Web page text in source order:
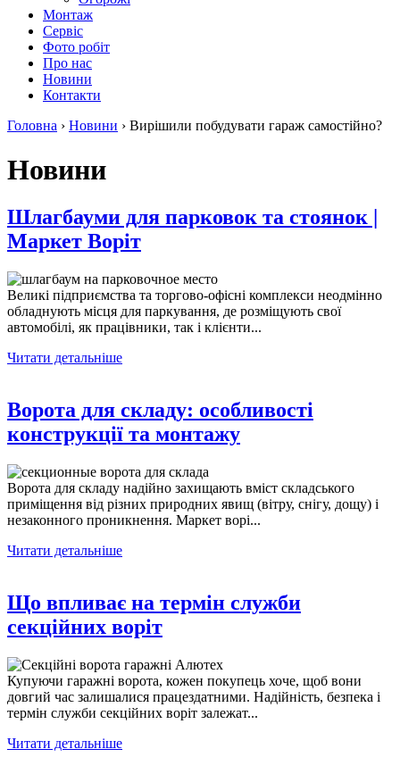
Монтаж
Сервіс
Фото робіт
Про нас
Новини
Контакти
Головна › Новини › Вирішили побудувати гараж самостійно?
Новини
Шлагбауми для парковок та стоянок |
Маркет Воріт
Великі підприємства та торгово-офісні комплекси неодмінно
обладнують місця для паркування, де розміщують свої
автомобілі, як працівники, так і клієнти...
Читати детальніше
Ворота для складу: особливості
конструкції та монтажу
Ворота для складу надійно захищають вміст складського
приміщення від різних природних явищ (вітру, снігу, дощу) і
незаконного проникнення. Маркет ворі...
Читати детальніше
Що впливає на термін служби
секційних воріт
Купуючи гаражні ворота, кожен покупець хоче, щоб вони
довгий час залишалися працездатними. Надійність, безпека і
термін служби секційних воріт залежат...
Читати детальніше